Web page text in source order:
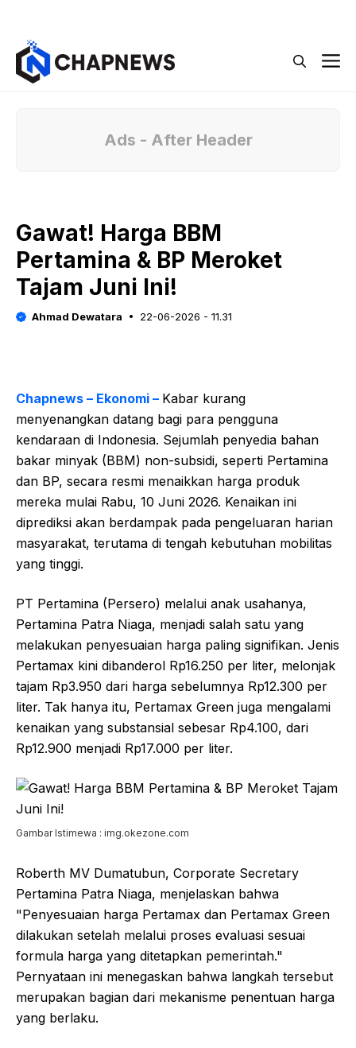
Ads - After Header
Gawat! Harga BBM
Pertamina & BP Meroket
Tajam Juni Ini!
Ahmad Dewatara 22-06-2026 - 11.31
Chapnews – Ekonomi – Kabar kurang
menyenangkan datang bagi para pengguna
kendaraan di Indonesia. Sejumlah penyedia bahan
bakar minyak (BBM) non-subsidi, seperti Pertamina
dan BP, secara resmi menaikkan harga produk
mereka mulai Rabu, 10 Juni 2026. Kenaikan ini
diprediksi akan berdampak pada pengeluaran harian
masyarakat, terutama di tengah kebutuhan mobilitas
yang tinggi.
PT Pertamina (Persero) melalui anak usahanya,
Pertamina Patra Niaga, menjadi salah satu yang
melakukan penyesuaian harga paling signifikan. Jenis
Pertamax kini dibanderol Rp16.250 per liter, melonjak
tajam Rp3.950 dari harga sebelumnya Rp12.300 per
liter. Tak hanya itu, Pertamax Green juga mengalami
kenaikan yang substansial sebesar Rp4.100, dari
Rp12.900 menjadi Rp17.000 per liter.
Gambar Istimewa : img.okezone.com
Roberth MV Dumatubun, Corporate Secretary
Pertamina Patra Niaga, menjelaskan bahwa
"Penyesuaian harga Pertamax dan Pertamax Green
dilakukan setelah melalui proses evaluasi sesuai
formula harga yang ditetapkan pemerintah."
Pernyataan ini menegaskan bahwa langkah tersebut
merupakan bagian dari mekanisme penentuan harga
yang berlaku.